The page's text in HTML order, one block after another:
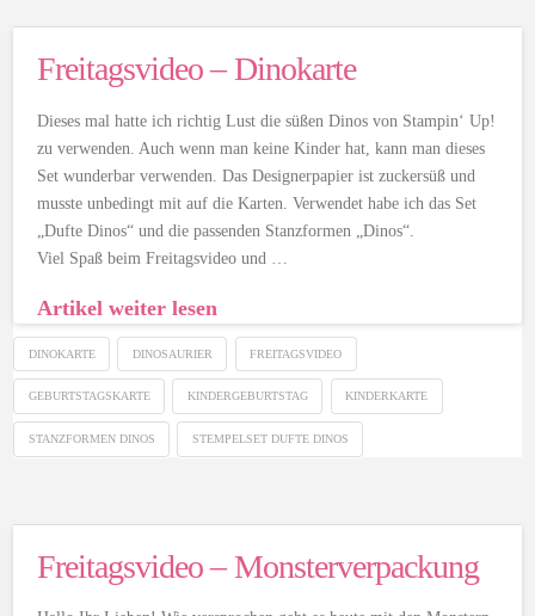
Freitagsvideo – Dinokarte
Dieses mal hatte ich richtig Lust die süßen Dinos von Stampin‘ Up!
zu verwenden. Auch wenn man keine Kinder hat, kann man dieses
Set wunderbar verwenden. Das Designerpapier ist zuckersüß und
musste unbedingt mit auf die Karten. Verwendet habe ich das Set
„Dufte Dinos“ und die passenden Stanzformen „Dinos“.
Viel Spaß beim Freitagsvideo und …
Artikel weiter lesen
DINOKARTE DINOSAURIER FREITAGSVIDEO
GEBURTSTAGSKARTE KINDERGEBURTSTAG KINDERKARTE
STANZFORMEN DINOS STEMPELSET DUFTE DINOS
Freitagsvideo – Monsterverpackung